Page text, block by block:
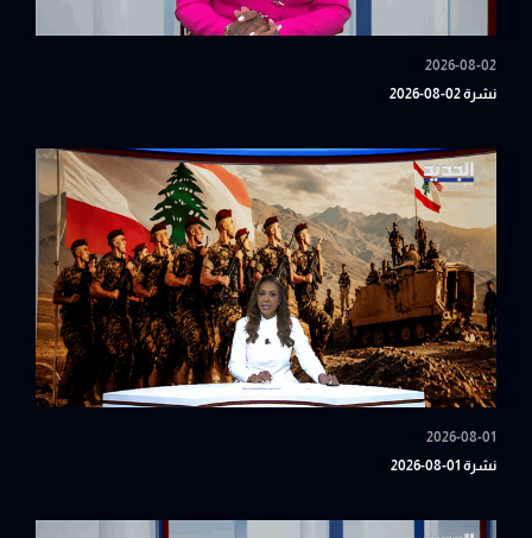
2026-08-02
نشرة 02-08-2026
2026-08-01
نشرة 01-08-2026